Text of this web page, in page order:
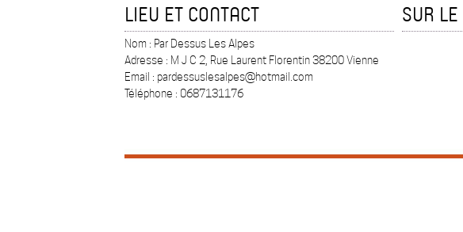
LIEU ET CONTACT
Nom : Par Dessus Les Alpes
Adresse : M J C 2, Rue Laurent Florentin 38200 Vienne
Email : pardessuslesalpes@hotmail.com
Téléphone : 0687131176
SUR